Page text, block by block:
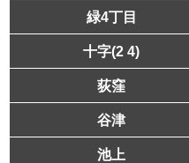
緑4丁目
十字(2 4)
荻窪
谷津
池上